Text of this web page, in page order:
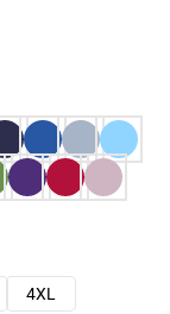
4XL